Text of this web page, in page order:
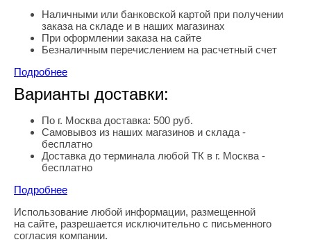
Наличными или банковской картой при получении
заказа на складе и в наших магазинах
При оформлении заказа на сайте
Безналичным перечислением на расчетный счет
Подробнее
Варианты доставки:
По г. Москва доставка: 500 руб.
Самовывоз из наших магазинов и склада -
бесплатно
Доставка до терминала любой ТК в г. Москва -
бесплатно
Подробнее
Правовая информация
Использование любой информации, размещенной
на сайте, разрешается исключительно с письменного
согласия компании.